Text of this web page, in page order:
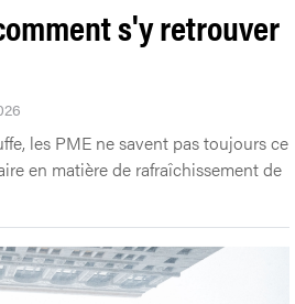
s'y retrouver
les PME ne savent pas toujours ce
en matière de rafraîchissement de